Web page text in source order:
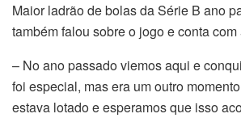
Maior ladrão de bolas da Série B ano
também falou sobre o jogo e conta
– No ano passado viemos aqui e
foi especial, mas era um outro
estava lotado e esperamos que isso